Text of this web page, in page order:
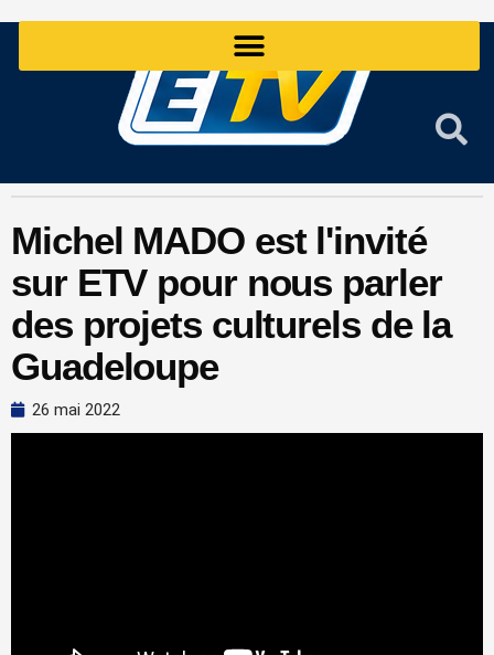
Michel MADO est l'invité
sur ETV pour nous parler
des projets culturels de la
Guadeloupe
26 mai 2022